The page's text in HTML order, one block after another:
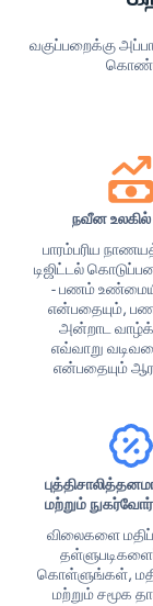
வகுப்பறைக்கு
நவீன
பாரம்பரிய
டிஜிட்டல்
- பணம்
என்பதையும்,
அன்றாட
எவ்வாறு
என்பதையும்
மற்றும்
விலைகளை
தள்ளுபடிகளைப்
கொள்ளுங்கள்,
மற்றும் சமூக